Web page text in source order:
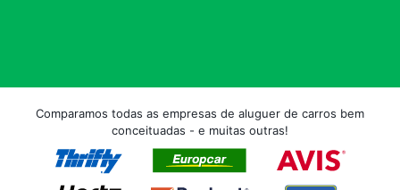
Comparamos todas as empresas de aluguer de carros bem
conceituadas - e muitas outras!